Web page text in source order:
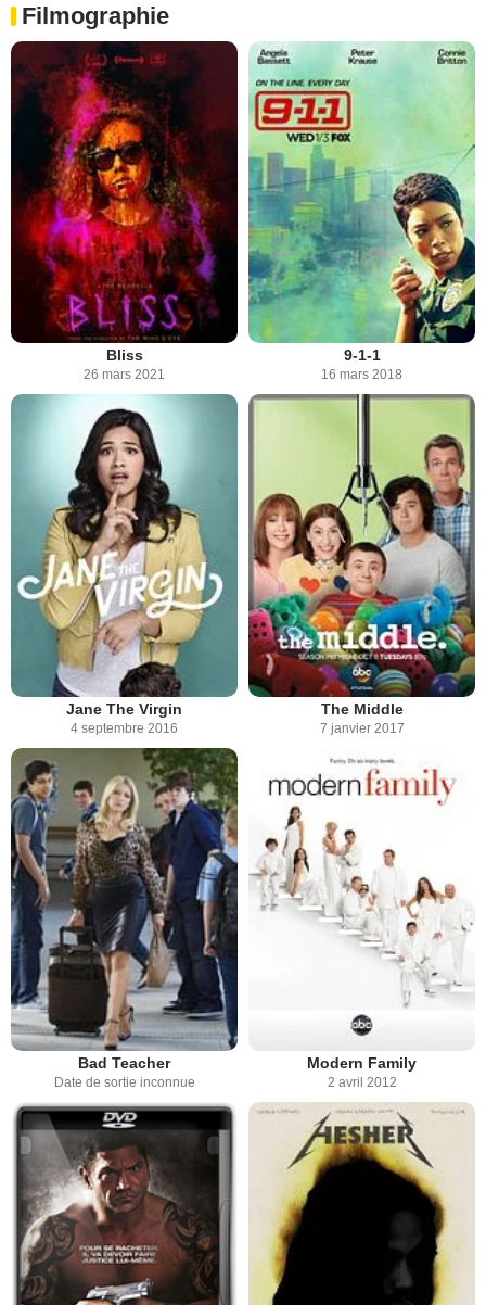
Filmographie
Bliss
26 mars 2021
9-1-1
16 mars 2018
Jane The Virgin
4 septembre 2016
The Middle
7 janvier 2017
Bad Teacher
Date de sortie inconnue
Modern Family
2 avril 2012